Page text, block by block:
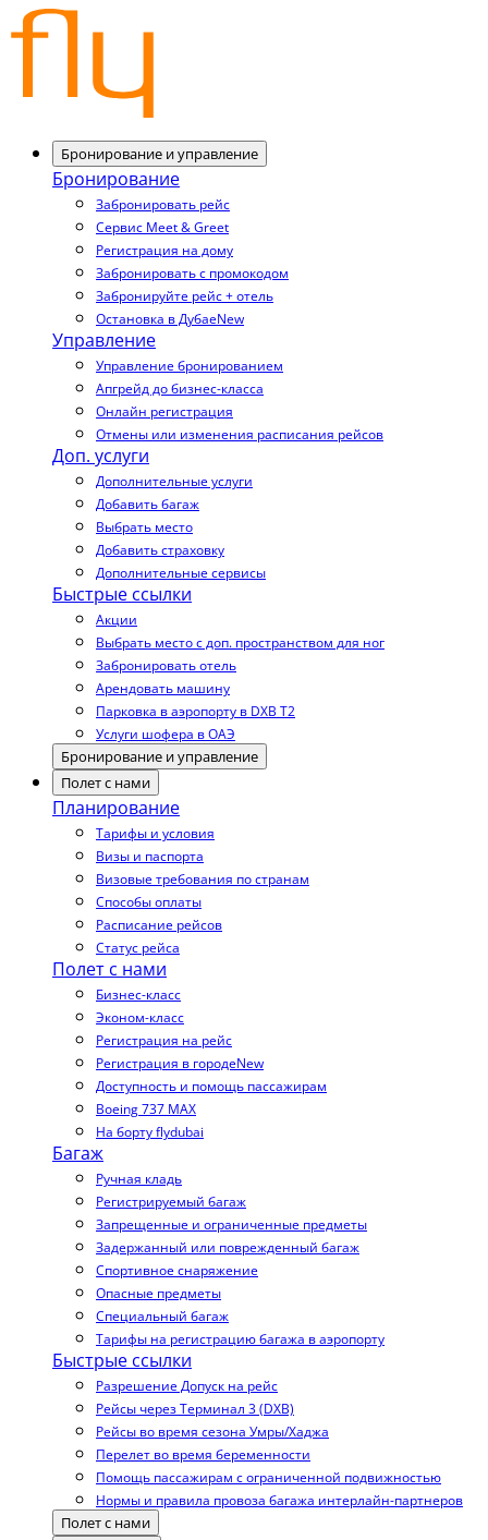
Бронирование и управление
Бронирование
Забронировать рейс
Сервис Meet & Greet
Регистрация на дому
Забронировать с промокодом
Забронируйте рейс + отель
Остановка в ДубаеNew
Управление
Управление бронированием
Апгрейд до бизнес-класса
Онлайн регистрация
Отмены или изменения расписания рейсов
Доп. услуги
Дополнительные услуги
Добавить багаж
Выбрать место
Добавить страховку
Дополнительные сервисы
Быстрые ссылки
Акции
Выбрать место с доп. пространством для ног
Забронировать отель
Арендовать машину
Парковка в аэропорту в DXB T2
Услуги шофера в ОАЭ
Бронирование и управление
Полет с нами
Планирование
Тарифы и условия
Визы и паспорта
Визовые требования по странам
Способы оплаты
Расписание рейсов
Статус рейса
Полет с нами
Бизнес-класс
Эконом-класс
Регистрация на рейс
Регистрация в городеNew
Доступность и помощь пассажирам
Boeing 737 MAX
На борту flydubai
Багаж
Ручная кладь
Регистрируемый багаж
Запрещенные и ограниченные предметы
Задержанный или поврежденный багаж
Спортивное снаряжение
Опасные предметы
Специальный багаж
Тарифы на регистрацию багажа в аэропорту
Быстрые ссылки
Разрешение Допуск на рейс
Рейсы через Терминал 3 (DXB)
Рейсы во время сезона Умры/Хаджа
Перелет во время беременности
Помощь пассажирам с ограниченной подвижностью
Нормы и правила провоза багажа интерлайн-партнеров
Полет с нами